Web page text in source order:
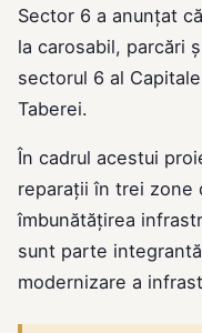
Sector 6 a anunțat
la carosabil, parcări
sectorul 6 al
Taberei.
În cadrul acestui
reparații în trei zone
îmbunătățirea
sunt parte
modernizare a